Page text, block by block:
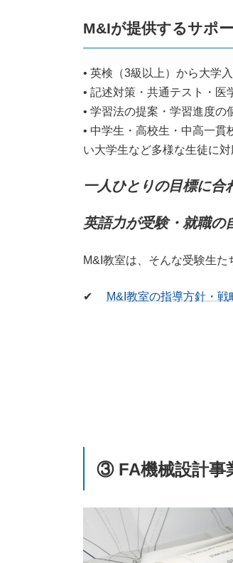
M&Iが提供するサポ
• 英検（3級以上）から大学
• 記述対策・共通テスト・
• 学習法の提案・学習進度の
• 中学生・高校生・中高一
い大学生など多様な生徒に対
一人ひとりの目標に合
英語力が受験・就職の
M&I教室は、そんな受験生た
✔ M&I教室の指導方針・
③ FA機械設計事